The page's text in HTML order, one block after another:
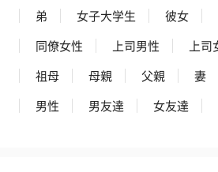
弟
女子大学生 彼女
同僚女性
上司男性 上司
祖母
母親 父親 妻
男性
男友達 女友達